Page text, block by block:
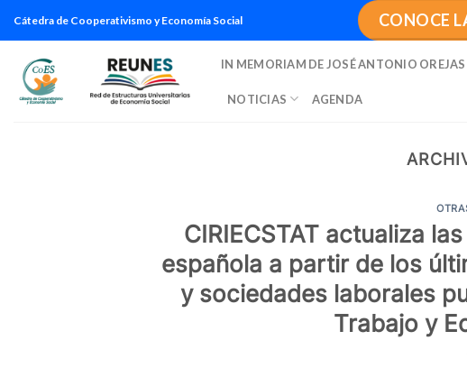
contenido
Cátedra de Cooperativismo y Economía Social CONOCE
IN MEMORIAM DE JOSÉ ANTONIO OREJAS
NOTICIAS AGENDA
CIRIECSTAT actualiza
española a partir de los
y sociedades laborales
Trabajo y